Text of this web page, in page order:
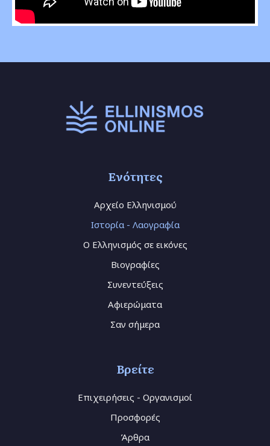
Ενότητες
Αρχείο Ελληνισμού
Ιστορία - Λαογραφία
Ο Ελληνισμός σε εικόνες
Βιογραφίες
Συνεντεύξεις
Αφιερώματα
Σαν σήμερα
Βρείτε
Επιχειρήσεις - Οργανισμοί
Προσφορές
Άρθρα